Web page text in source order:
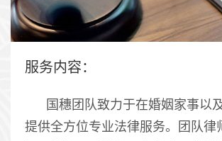
服务内容：
国穗团队致力于在婚姻家事以
提供全方位专业法律服务。团队律